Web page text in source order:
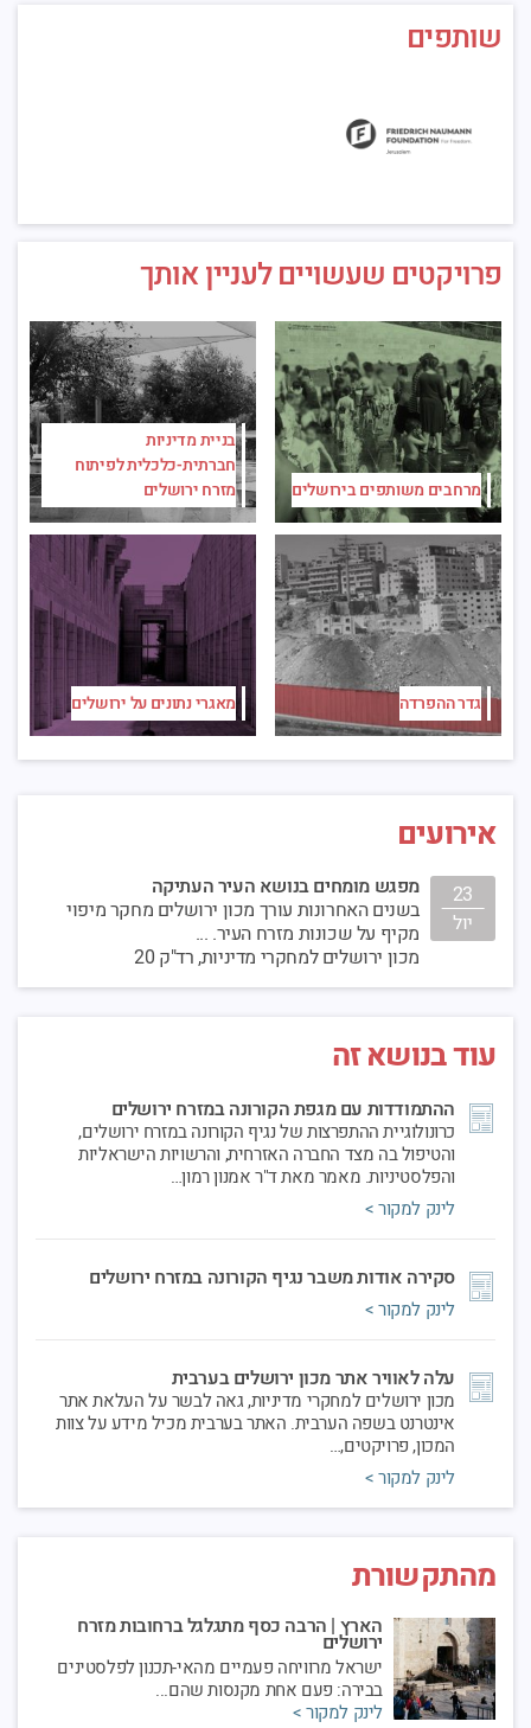
שותפים
פרויקטים שעשויים לעניין אותך
מרחבים משותפים בירושלים
בניית מדיניות
חברתית-כלכלית לפיתוח
מזרח ירושלים
גדר ההפרדה מאגרי נתונים על ירושלים
אירועים
23
יול
מפגש מומחים בנושא העיר העתיקה
בשנים האחרונות עורך מכון ירושלים מחקר מיפוי
מקיף על שכונות מזרח העיר. ...
מכון ירושלים למחקרי מדיניות, רד"ק 20
עוד בנושא זה
ההתמודדות עם מגפת הקורונה במזרח ירושלים
כרונולוגיית ההתפרצות של נגיף הקורונה במזרח ירושלים,
והטיפול בה מצד החברה האזרחית, והרשויות הישראליות
והפלסטיניות. מאמר מאת ד"ר אמנון רמון…
לינק למקור >
סקירה אודות משבר נגיף הקורונה במזרח ירושלים
לינק למקור >
עלה לאוויר אתר מכון ירושלים בערבית
מכון ירושלים למחקרי מדיניות, גאה לבשר על העלאת אתר
אינטרנט בשפה הערבית. האתר בערבית מכיל מידע על צוות
המכון, פרויקטים,…
לינק למקור >
מהתקשורת
הארץ | הרבה כסף מתגלגל ברחובות מזרח
ירושלים
ישראל מרוויחה פעמיים מהאי-תכנון לפלסטינים
בבירה: פעם אחת מקנסות שהם...
לינק למקור >